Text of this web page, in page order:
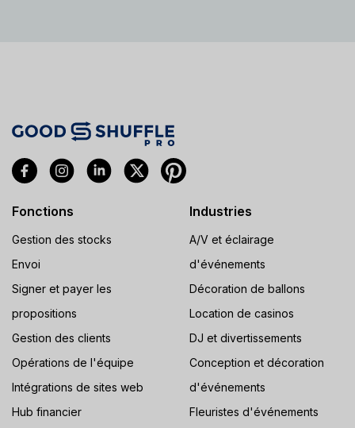
Fonctions
Gestion des stocks
Envoi
Signer et payer les
propositions
Gestion des clients
Opérations de l'équipe
Intégrations de sites web
Hub financier
Industries
A/V et éclairage
d'événements
Décoration de ballons
Location de casinos
DJ et divertissements
Conception et décoration
d'événements
Fleuristes d'événements